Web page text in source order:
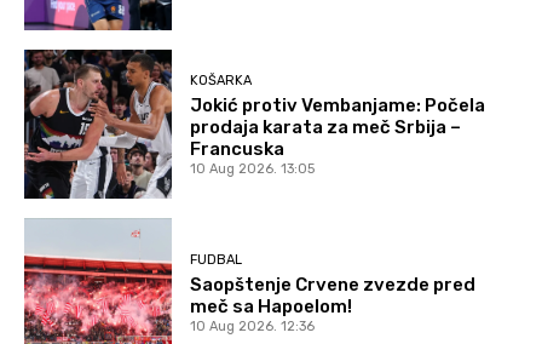
KOŠARKA
Jokić protiv Vembanjame: Počela
prodaja karata za meč Srbija –
Francuska
10 Aug 2026. 13:05
FUDBAL
Saopštenje Crvene zvezde pred
meč sa Hapoelom!
10 Aug 2026. 12:36